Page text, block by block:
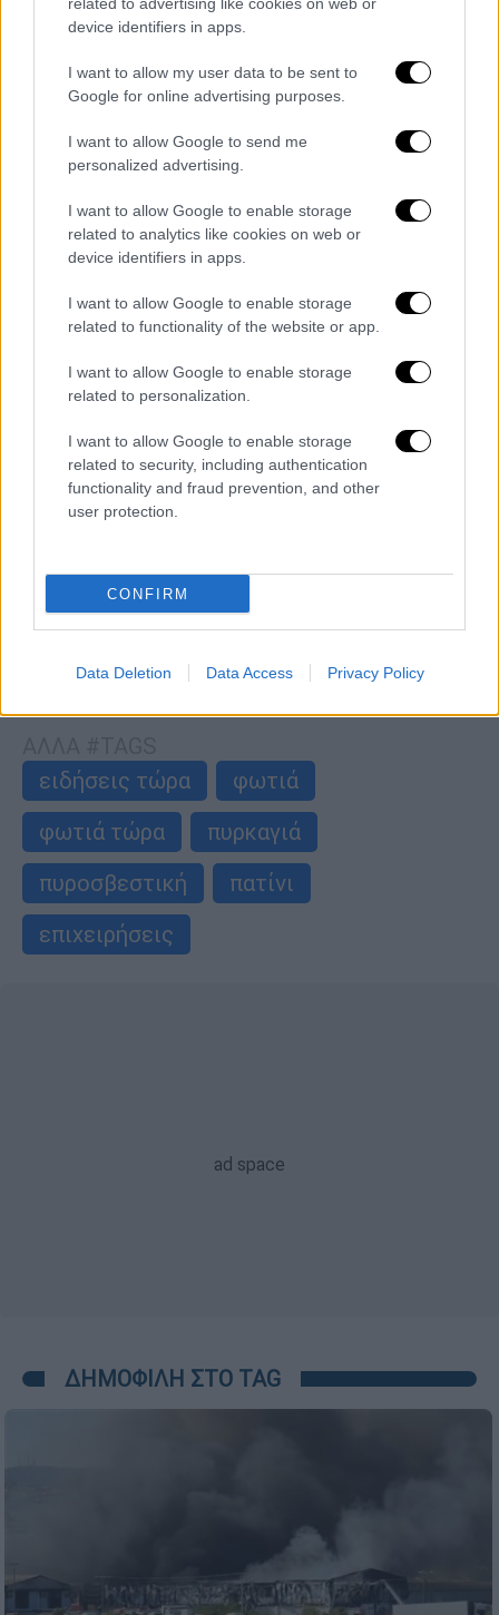
device identifiers in apps.
I want to allow my user data to be sent to
Google for online advertising purposes.
I want to allow Google to send me
personalized advertising.
I want to allow Google to enable storage
related to analytics like cookies on web or
device identifiers in apps.
I want to allow Google to enable storage
related to functionality of the website or app.
I want to allow Google to enable storage
related to personalization.
I want to allow Google to enable storage
related to security, including authentication
functionality and fraud prevention, and other
user protection.
CONFIRM
Data Deletion Data Access Privacy Policy
Οι πρώτες πληροφορίες
Ελλάδα|09.07.2026 12:35
Σοκαριστικό βίντεο-ντοκουμέντο από τη
στιγμή της έκρηξης στον Ασπρόπυργο -
Η στιγμή της έκρηξης στον Ασπρόπυργο,
όπου 11 άνθρωποι τραυματίστηκαν
περισσότερα άρθρα
ειδήσεις τώρα
φωτιά
φωτιά τώρα
πυρκαγιά
πυροσβεστική
πατίνι
επιχειρήσεις
ΔΗΜΟΦΙΛΗ ΣΤΟ TAG